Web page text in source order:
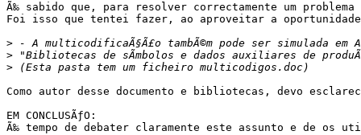
Ã‰ sabido que, para resolver correctamente um
Foi isso que tentei fazer, ao aproveitar a oportunidade
>
> "Bibliotecas de sÃ­mbolos e dados auxiliares de
>
Como autor desse documento e bibliotecas, devo
EM CONCLUSÃƒO:
Ã‰ tempo de debater claramente este assunto e de os